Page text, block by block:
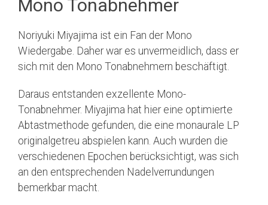
Mono Tonabnehmer
Noriyuki Miyajima ist ein Fan der Mono
Wiedergabe. Daher war es unvermeidlich, dass er
sich mit den Mono Tonabnehmern beschäftigt.
Daraus entstanden exzellente Mono-
Tonabnehmer. Miyajima hat hier eine optimierte
Abtastmethode gefunden, die eine monaurale LP
originalgetreu abspielen kann. Auch wurden die
verschiedenen Epochen berücksichtigt, was sich
an den entsprechenden Nadelverrundungen
bemerkbar macht.